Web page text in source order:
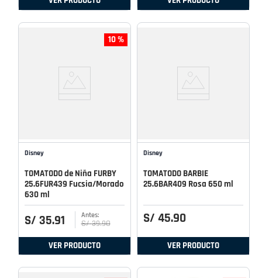
10 %
Disney
TOMATODO de Niña FURBY
25.6FUR439 Fucsia/Morado
630 ml
S/ 35.91 S/ 39.90
VER PRODUCTO
Disney
TOMATODO BARBIE
25.6BAR409 Rosa 650 ml
S/ 45.90
VER PRODUCTO